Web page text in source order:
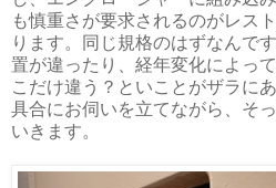
も慎重さが要求されるのがレス
ります。同じ規格のはずなんで
置が違ったり、経年変化によっ
こだけ違う？といことがザラに
具合にお伺いを立てながら、そ
いきます。